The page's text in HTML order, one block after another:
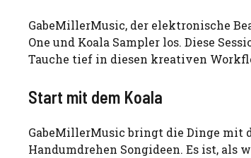
GabeMillerMusic, der elektronische
One und Koala Sampler los. Diese
Tauche tief in diesen kreativen
Start mit dem Koala
GabeMillerMusic bringt die Dinge mit
Handumdrehen Songideen. Es ist,